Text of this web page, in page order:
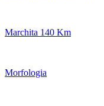
Marchita 140 Km
Morfologia